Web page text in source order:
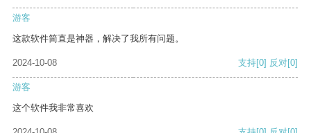
游客
这款软件简直是神器，解决了我所有问题。
2024-10-08 支持[0] 反对[0]
游客
这个软件我非常喜欢